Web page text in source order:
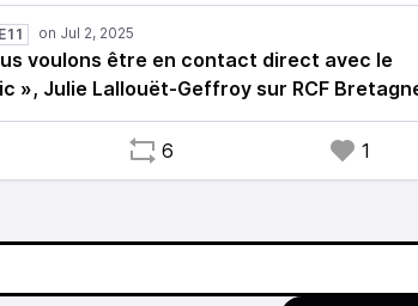
par Julie Rolland pour RCF Bretagne.
voulons être en contact direct avec le
», Julie Lallouët-Geffroy sur RCF
6 1